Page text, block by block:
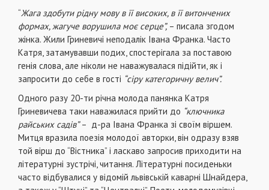
“Жага здобути рідну мову в її високих, в її витончених
формах, жагуче ворушила моє серце”,– писала згодом
жінка. Жили Гриневичі неподалік Івана Франка. Часто
Катря, затамувавши подих, спостерігала за поставою
генія слова, але ніколи не наважувалася підійти, як і
запросити до себе в гості “сіру категоричну велич”.
Одного разу 20-ти річна молода панянка Катря
Гриневичева таки наважилася прийти до “ключника
райських садів”– д-ра Івана Франка зі своїм віршем.
Митця вразила поезія молодої авторки, він одразу взяв
той вірш до “Вістника” і ласкаво запросив приходити на
літературні зустрічі, читання. Літературні посиденьки
часто відбувалися у відомій львівській каварні Шнайдера,